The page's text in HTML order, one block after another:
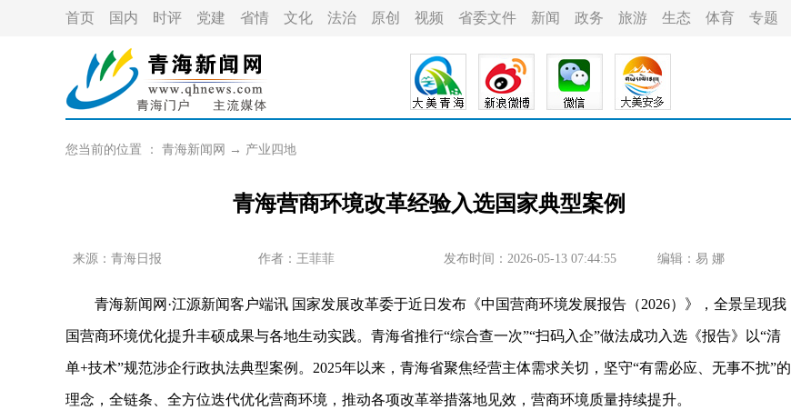
首页 国内 时评 党建 省情 文化 法治 原创 视频 省委文件 新闻 政务 旅游 生态 体育 专题
您当前的位置 ： 青海新闻网 → 产业四地
青海营商环境改革经验入选国家典型案例
来源：青海日报 作者： 王菲菲 发布时间：2026-05-13 07:44:55 编辑：易 娜
青海新闻网·江源新闻客户端讯 国家发展改革委于近日发布《中国营商环境发展报告（2026）》，全景呈现我
国营商环境优化提升丰硕成果与各地生动实践。青海省推行“综合查一次”“扫码入企”做法成功入选《报告》以“清
单+技术”规范涉企行政执法典型案例。2025年以来，青海省聚焦经营主体需求关切，坚守“有需必应、无事不扰”的
理念，全链条、全方位迭代优化营商环境，推动各项改革举措落地见效，营商环境质量持续提升。